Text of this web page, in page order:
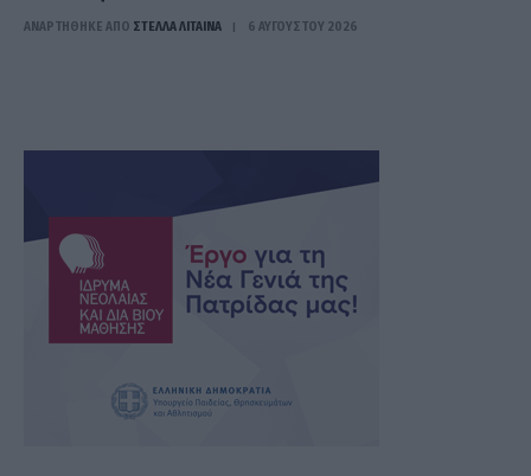
ΑΝΑΡΤΗΘΗΚΕ ΑΠΟ ΣΤΈΛΛΑ ΛΊΤΑΙΝΑ 6 ΑΥΓΟΎΣΤΟΥ 2026